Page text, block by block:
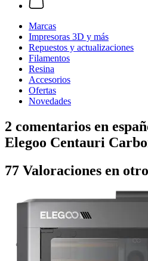
Marcas
Impresoras 3D y más
Repuestos y actualizaciones
Filamentos
Resina
Accesorios
Ofertas
Novedades
2 comentarios en
Elegoo Centauri
77 Valoraciones en